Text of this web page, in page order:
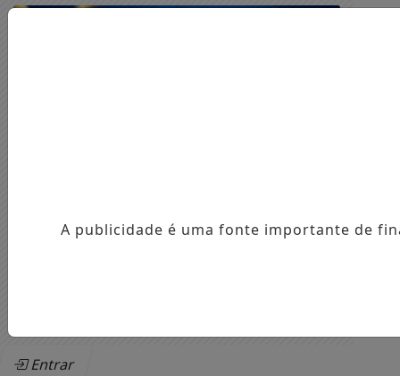
Entrar
A publicidade é uma fonte importante de